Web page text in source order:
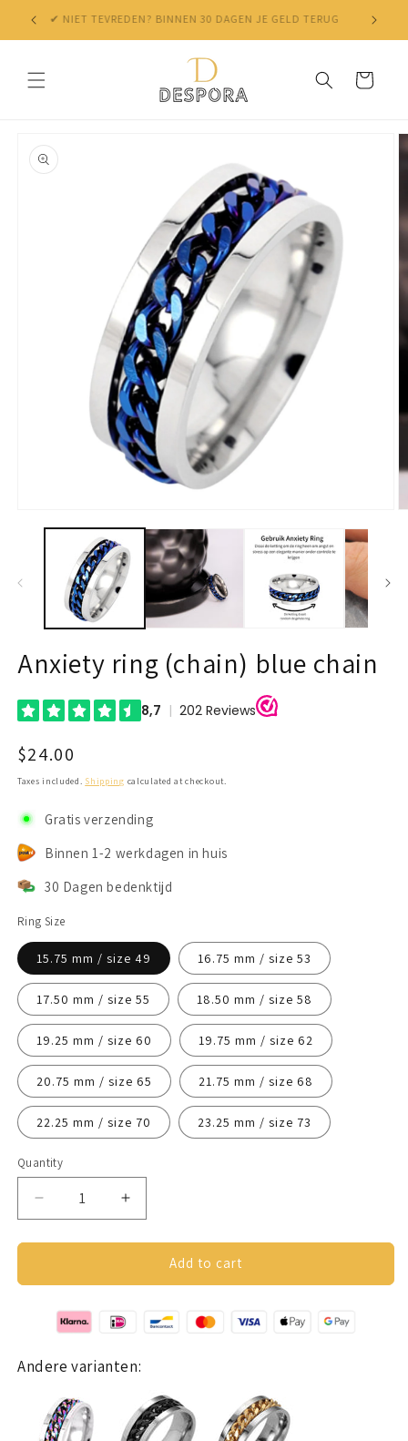
Skip to
content
✔ NIET TEVREDEN? BINNEN 30 DAGEN JE GELD TERUG
Cart
product
information
media
Anxiety ring (chain) blue chain
Regular
$24.00
Taxes included. Shipping calculated at checkout.
Gratis verzending
Binnen 1-2 werkdagen in huis
30 Dagen bedenktijd
Ring Size
15.75 mm / size 49 16.75 mm / size 53
17.50 mm / size 55 18.50 mm / size 58
19.25 mm / size 60 19.75 mm / size 62
20.75 mm / size 65 21.75 mm / size 68
22.25 mm / size 70 23.25 mm / size 73
Quantity
Decrease
quantity
for
ring
blue
Increase
quantity
for
Anxiety
ring
blue
Add to cart
Andere varianten: